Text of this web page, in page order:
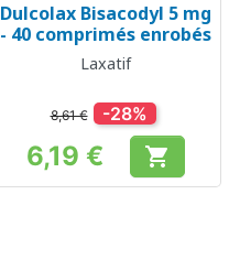
Dulcolax Bisacodyl 5 mg
- 40 comprimés enrobés
Laxatif
8,61 € -28%
Prix
6,19 € 